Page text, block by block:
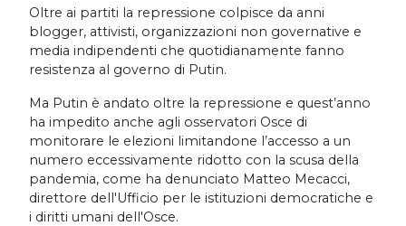
Oltre ai partiti la repressione colpisce da anni
blogger, attivisti, organizzazioni non governative e
media indipendenti che quotidianamente fanno
resistenza al governo di Putin.
Ma Putin è andato oltre la repressione e quest’anno
ha impedito anche agli osservatori Osce di
monitorare le elezioni limitandone l’accesso a un
numero eccessivamente ridotto con la scusa della
pandemia, come ha denunciato Matteo Mecacci,
direttore dell'Ufficio per le istituzioni democratiche e
i diritti umani dell'Osce.